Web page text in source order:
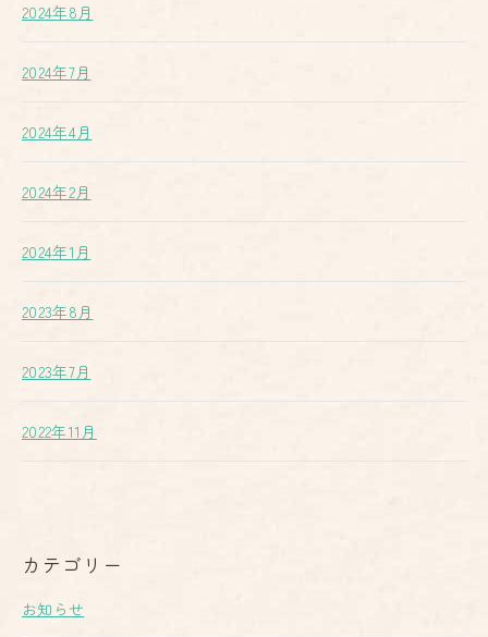
2024年8月
2024年7月
2024年4月
2024年2月
2024年1月
2023年8月
2023年7月
2022年11月
カテゴリー
お知らせ